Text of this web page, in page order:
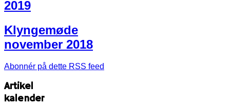
2019
Klyngemøde
november 2018
Abonnér på dette RSS feed
Artikel
kalender